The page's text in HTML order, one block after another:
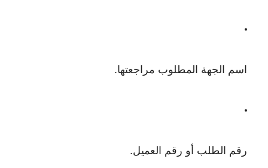
اسم الجهة المطلوب مراجعتها.
رقم الطلب أو رقم العميل.